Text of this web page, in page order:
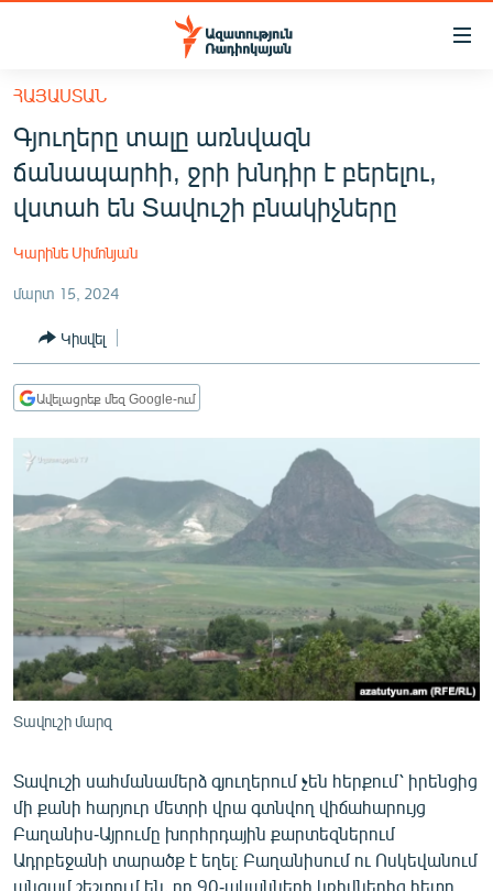
Մատչելիության
հիմնական
բովանդակությանը
Անցնել
հիմնական
մենյուին
ՀԱՅԱՍՏԱՆ
ՔԱՂԱՔԱԿԱՆ
ՏՆՏԵՍՈՒԹՅՈՒՆ
ՂԱՐԱԲԱՂ
ՏԱՐԱԾԱՇՐՋԱՆ
ՄԻՋԱԶԳԱՅԻՆ
ՄՇԱԿՈՒՅԹ
ՍՊՈՐՏ
ՄԵԿՆԱԲԱՆՈՒԹՅՈՒՆ
ՏՏ ԵՒ ԻՆՏԵՐՆԵՏ
ՏԵՍԱՆՅՈՒԹԵՐ
ԲԱՆԱՎԵՃ
ՁԳՏԵԼՈՎ ԼԱՎԱԳՈՒՅՆԻՆ
ՀԱՅԱՍՏԱՆ
Գյուղերը տալը առնվազն
ճանապարհի, ջրի խնդիր է բերելու,
վստահ են Տավուշի բնակիչները
Կարինե Սիմոնյան
մարտ 15, 2024
Կիսվել
Ավելացրեք մեզ Google-ում
Տավուշի մարզ
Տավուշի սահմանամերձ գյուղերում չեն հերքում՝ իրենցից
մի քանի հարյուր մետրի վրա գտնվող վիճահարույց
Բաղանիս-Այրումը խորհրդային քարտեզներում
Ադրբեջանի տարածք է եղել։ Բաղանիսում ու Ոսկեվանում
անգամ շեշտում են, որ 90-ականների կռիվներից հետո